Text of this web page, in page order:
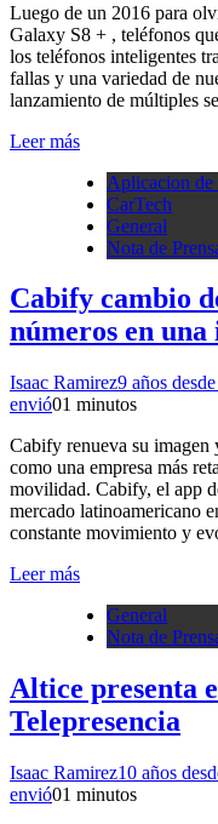
Luego de un 2016 para
Galaxy S8 + , teléfonos
los teléfonos inteligentes
fallas y una variedad de
lanzamiento de múltiples
Leer más
Aplicacion de
CarTech
General
Nota de
Cabify cambio
números en
Isaac Ramirez9 años
envió01 minutos
Cabify renueva su imagen
como una empresa más
movilidad. Cabify, el app
mercado latinoamericano
constante movimiento y
Leer más
General
Nota de
Altice presenta
Telepresencia
Isaac Ramirez10 años
envió01 minutos